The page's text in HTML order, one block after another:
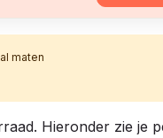
maten
Hieronder zie je